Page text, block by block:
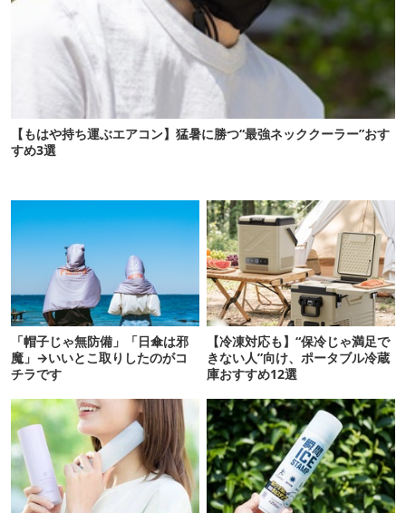
【もはや持ち運ぶエアコン】猛暑に勝つ“最強ネッククーラー”おす
すめ3選
「帽子じゃ無防備」「日傘は邪
魔」→いいとこ取りしたのがコ
チラです
【冷凍対応も】“保冷じゃ満足で
きない人”向け、ポータブル冷蔵
庫おすすめ12選